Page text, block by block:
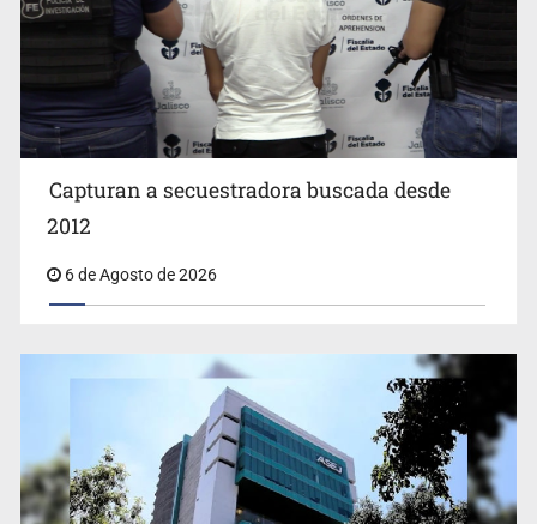
Cae ex mando por agresión a ex pareja y procesan a
agente por abuso a menor
Capturan a secuestradora buscada desde
2012
6 de Agosto de 2026